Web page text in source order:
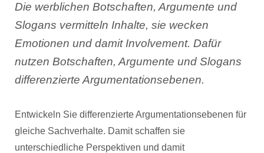
Die werblichen Botschaften, Argumente und
Slogans vermitteln Inhalte, sie wecken
Emotionen und damit Involvement. Dafür
nutzen Botschaften, Argumente und Slogans
differenzierte Argumentationsebenen.
Entwickeln Sie differenzierte Argumentationsebenen für
gleiche Sachverhalte. Damit schaffen sie
unterschiedliche Perspektiven und damit